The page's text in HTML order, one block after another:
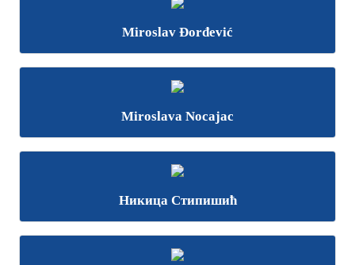
Miroslav Đorđević
Miroslava Nocajac
Никица Стипишић